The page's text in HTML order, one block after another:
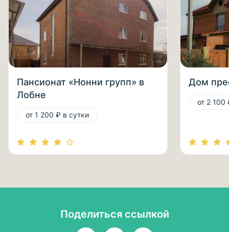
Пансионат «Нонни групп» в
Лобне
от 1 200 ₽ в сутки
Дом
от 2 100
Поделиться ссылкой